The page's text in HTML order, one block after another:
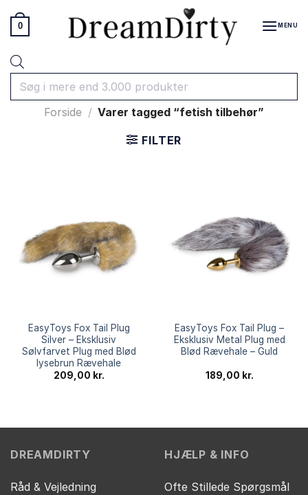
0 MENU
search
Forside / Varer tagged “fetish tilbehør”
FILTER
EasyToys Fox Tail Plug
Silver – Eksklusiv
Sølvfarvet Plug med Blød
lysebrun Rævehale
209,00 kr.
EasyToys Fox Tail Plug –
Eksklusiv Metal Plug med
Blød Rævehale – Guld
189,00 kr.
DREAMDIRTY
Råd & Vejledning
HJÆLP & INFO
Ofte Stillede Spørgsmål